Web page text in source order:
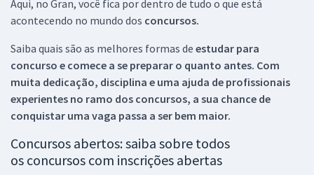
Aqui, no Gran, você fica por dentro de tudo o que está
acontecendo no mundo dos concursos.
Saiba quais são as melhores formas de estudar para
concurso e comece a se preparar o quanto antes. Com
muita dedicação, disciplina e uma ajuda de profissionais
experientes no ramo dos concursos, a sua chance de
conquistar uma vaga passa a ser bem maior.
Concursos abertos: saiba sobre todos
os concursos com inscrições abertas